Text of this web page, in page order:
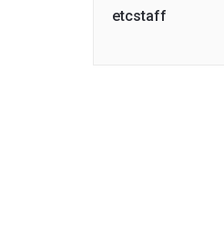
etcstaff